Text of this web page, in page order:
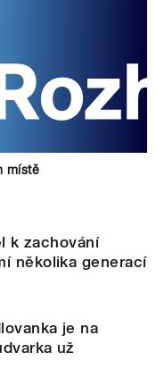
místě
k zachování
několika generací
je na
už